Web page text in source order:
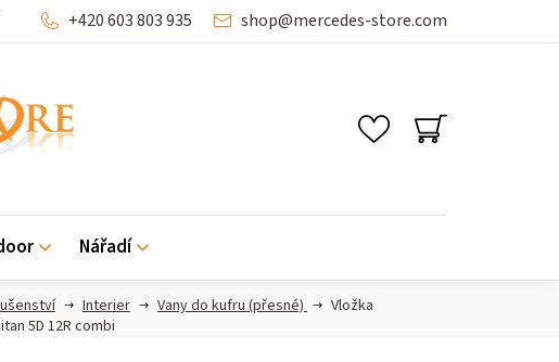
shop@mercedes-store.com
+420 603 803 935
NÁKUPNÍ
KOŠÍK
Nářadí
Interier Vany do kufru (přesné)
Vložka
5D 12R combi